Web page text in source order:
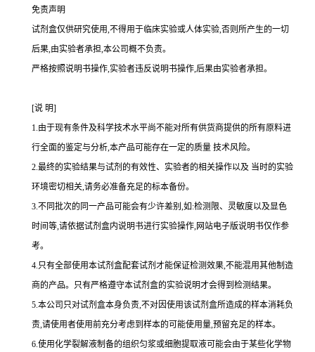
免责声明
试剂盒仅供研究使用,不得用于临床实验或人体实验,否则所产生的一切
后果,由实验者承担,本公司概不负责。
严格按照说明书操作,实验者违反说明书操作,后果由实验者承担。
[说 明]
1.由于现有条件及科学技术水平尚不能对所有供货商提供的所有原料进
行全面的鉴定与分析,本产品可能存在一定的质量 技术风险。
2.最终的实验结果与试剂的有效性、实验者的相关操作以及 当时的实验
环境密切相关,请务必准备充足的标本备份。
3.不同批次的同一产品可能会有少许差别,如:检测限、灵敏度以及显色
时间等,请依据试剂盒内说明书进行实验操作,网站电子版说明书仅作参
考。
4.只有全部使用本试剂盒配套试剂才能保证检测效果,不能混用其他制造
商的产品。只有严格遵守本试剂盒的实验说明才会得到 检测结果。
5.本公司只对试剂盒本身负责,不对因使用该试剂盒所造成的样本消耗负
责,请使用者使用前充分考虑到样本的可能使用量,预留充足的样本。
6.使用化学裂解液制备的组织匀浆或细胞提取液可能会由于某些化学物